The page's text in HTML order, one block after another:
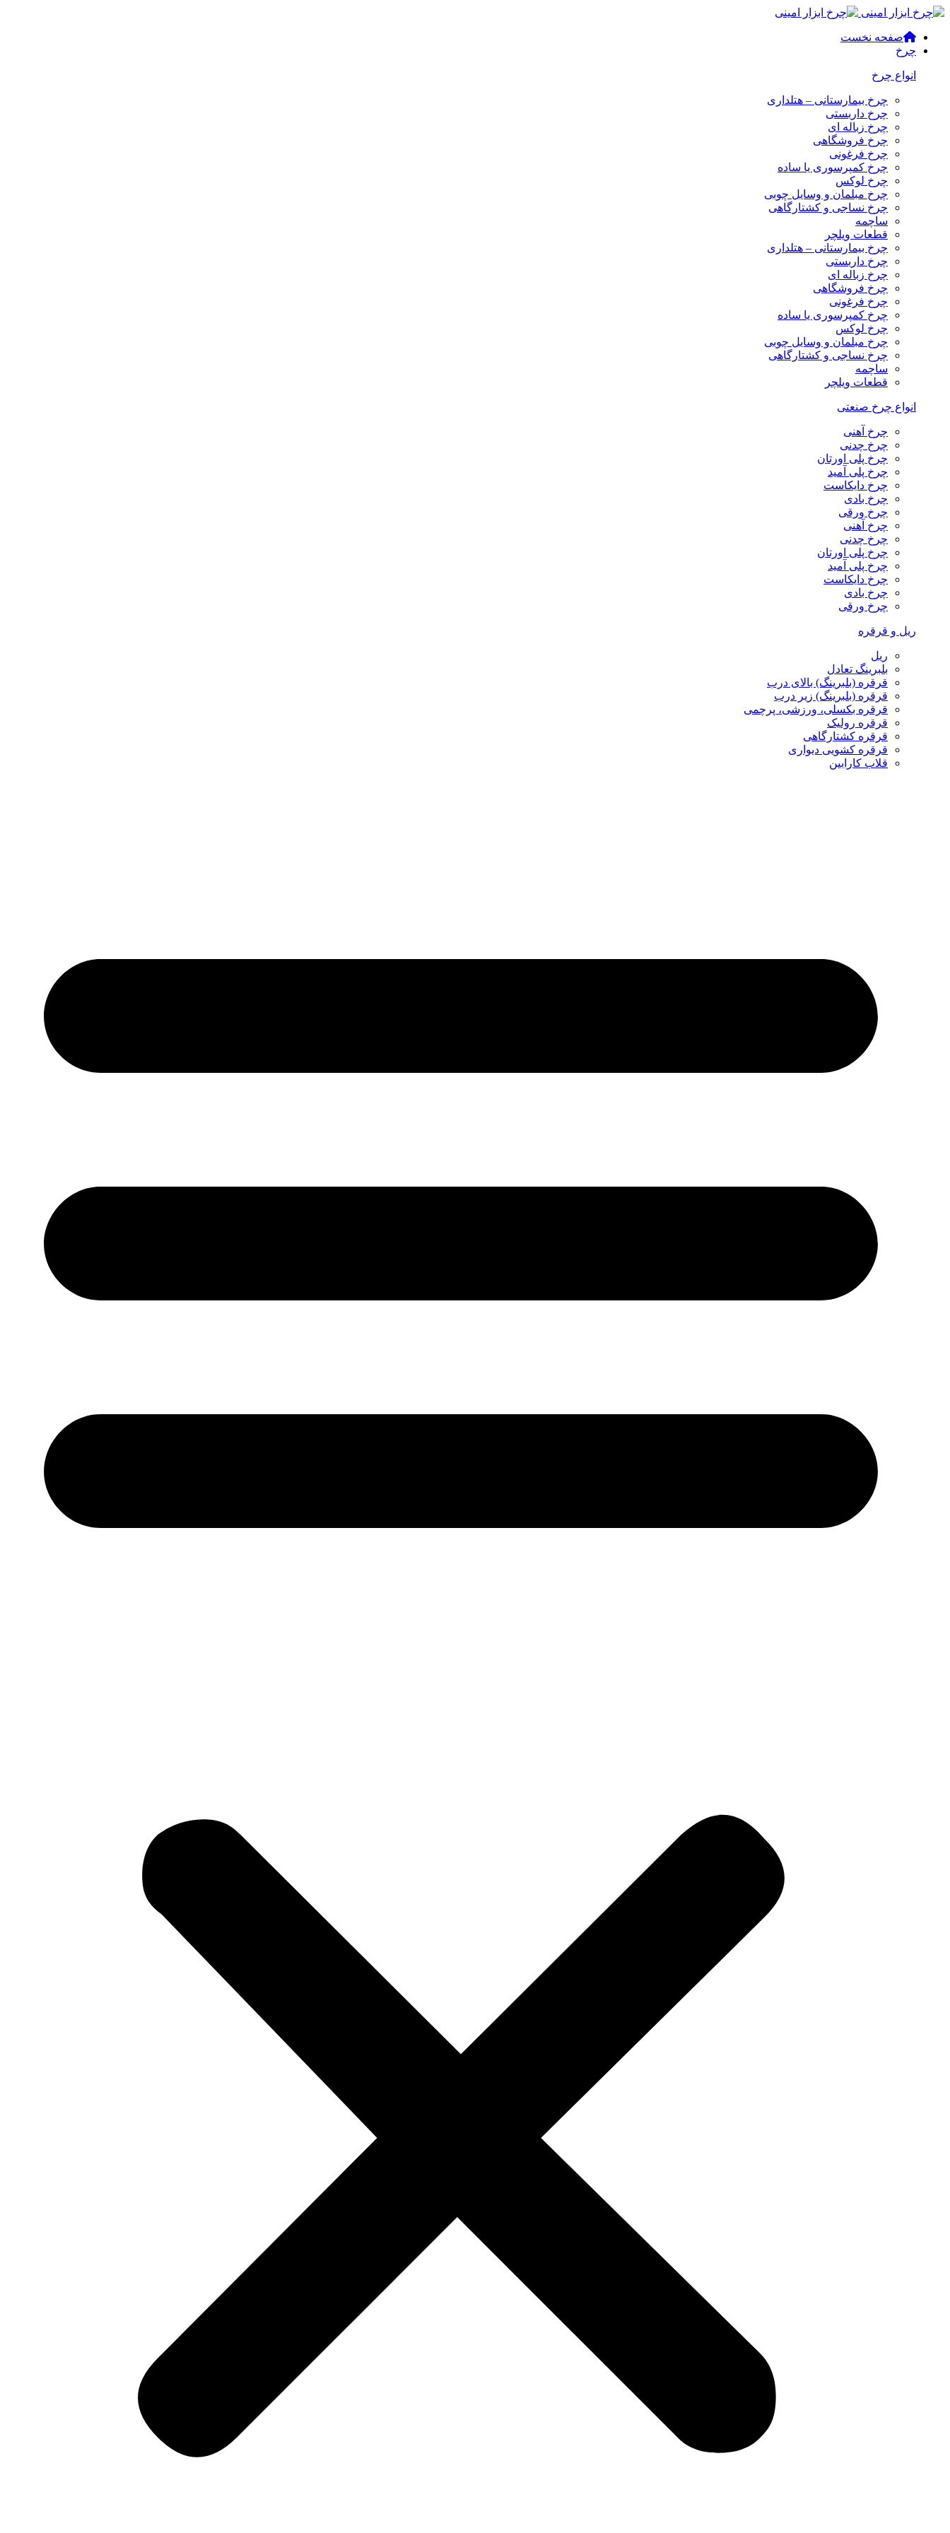
صفحه نخست
چرخ
انواع چرخ
چرخ بیمارستانی – هتلداری
چرخ داربستی
چرخ زباله ای
چرخ فروشگاهی
چرخ فرغونی
چرخ کمپرسوری یا ساده
چرخ لوکس
چرخ مبلمان و وسایل چوبی
چرخ نساجی و کشتارگاهی
ساچمه
قطعات ویلچر
چرخ بیمارستانی – هتلداری
چرخ داربستی
چرخ زباله ای
چرخ فروشگاهی
چرخ فرغونی
چرخ کمپرسوری یا ساده
چرخ لوکس
چرخ مبلمان و وسایل چوبی
چرخ نساجی و کشتارگاهی
ساچمه
قطعات ویلچر
انواع چرخ صنعتی
چرخ آهنی
چرخ چدنی
چرخ پلی اورتان
چرخ پلی آمید
چرخ دایکاست
چرخ بادی
چرخ ورقی
چرخ آهنی
چرخ چدنی
چرخ پلی اورتان
چرخ پلی آمید
چرخ دایکاست
چرخ بادی
چرخ ورقی
ریل و قرقره
ریل
بلبرینگ تعادل
قرقره (بلبرینگ) بالای درب
قرقره (بلبرینگ) زیر درب
قرقره بکسلی، ورزشی، پرچمی
قرقره رولیک
قرقره کشتارگاهی
قرقره کشویی دیواری
قلاب کارابین